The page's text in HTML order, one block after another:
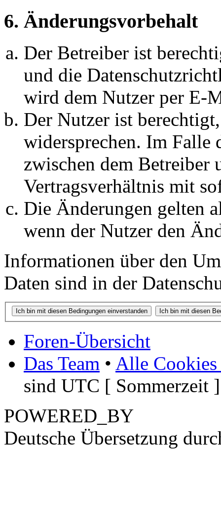
6. Änderungsvorbehalt
Der Betreiber ist
und die
wird dem Nutzer per E-
Der Nutzer ist
widersprechen. Im Falle
zwischen dem Betreiber
Vertragsverhältnis mit
Die Änderungen gelten
wenn der Nutzer den
Informationen über den
Daten sind in der
Foren-Übersicht
Das Team • Alle Cookies
sind UTC [ Sommerzeit ]
POWERED_BY
Deutsche Übersetzung